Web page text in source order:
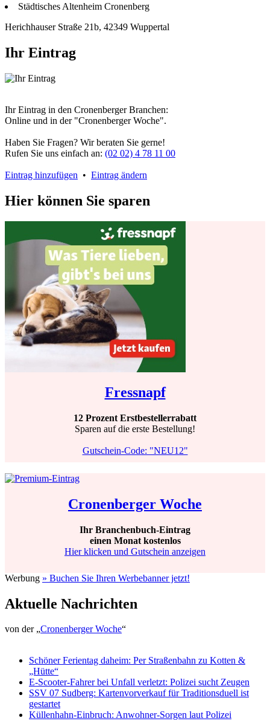
Städtisches Altenheim Cronenberg
Herichhauser Straße 21b, 42349 Wuppertal
Ihr Eintrag
Ihr Eintrag in den Cronenberger Branchen:
Online und in der "Cronenberger Woche".
Haben Sie Fragen? Wir beraten Sie gerne!
Rufen Sie uns einfach an: (02 02) 4 78 11 00
Eintrag hinzufügen • Eintrag ändern
Hier können Sie sparen
Fressnapf
12 Prozent Erstbestellerrabatt
Sparen auf die erste Bestellung!
Gutschein-Code: "NEU12"
Cronenberger Woche
Ihr Branchenbuch-Eintrag
einen Monat kostenlos
Hier klicken und Gutschein anzeigen
Werbung » Buchen Sie Ihren Werbebanner jetzt!
Aktuelle Nachrichten
von der „Cronenberger Woche“
Schöner Ferientag daheim: Per Straßenbahn zu Kotten &
„Hütte“
E-Scooter-Fahrer bei Unfall verletzt: Polizei sucht Zeugen
SSV 07 Sudberg: Kartenvorverkauf für Traditionsduell ist
gestartet
Küllenhahn-Einbruch: Anwohner-Sorgen laut Polizei